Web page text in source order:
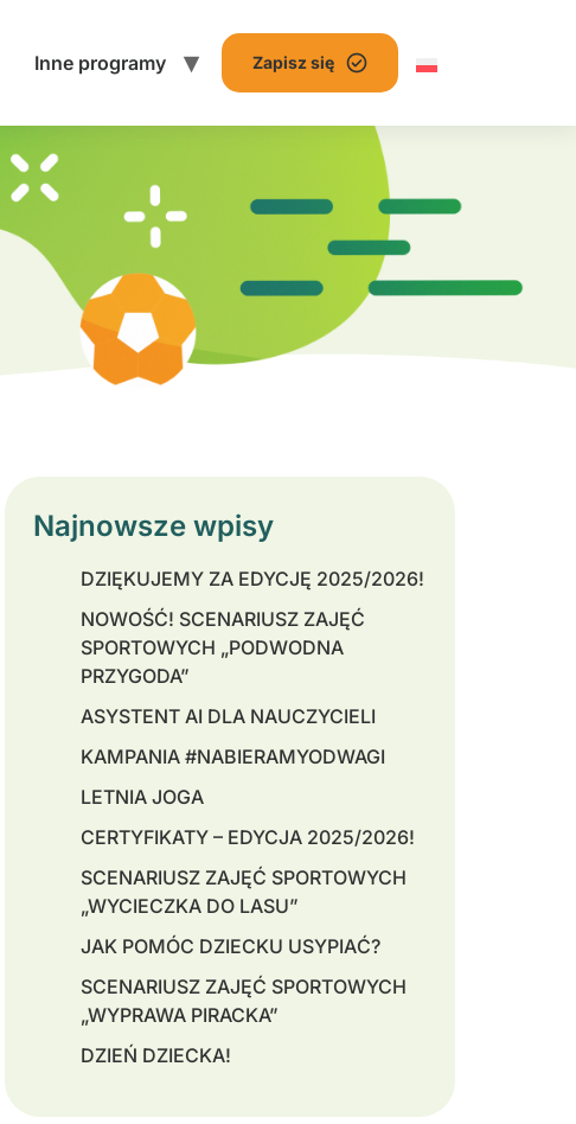
Inne programy Zapisz się
Najnowsze wpisy
DZIĘKUJEMY ZA EDYCJĘ 2025/2026!
NOWOŚĆ! SCENARIUSZ ZAJĘĆ
SPORTOWYCH „PODWODNA
PRZYGODA”
ASYSTENT AI DLA NAUCZYCIELI
KAMPANIA #NABIERAMYODWAGI
LETNIA JOGA
CERTYFIKATY – EDYCJA 2025/2026!
SCENARIUSZ ZAJĘĆ SPORTOWYCH
„WYCIECZKA DO LASU”
JAK POMÓC DZIECKU USYPIAĆ?
SCENARIUSZ ZAJĘĆ SPORTOWYCH
„WYPRAWA PIRACKA”
DZIEŃ DZIECKA!